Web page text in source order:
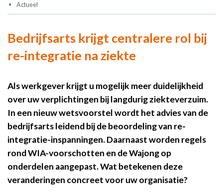
Actueel
Bedrijfsarts krijgt centralere rol bij
re-integratie na ziekte
Als werkgever krijgt u mogelijk meer duidelijkheid
over uw verplichtingen bij langdurig ziekteverzuim.
In een nieuw wetsvoorstel wordt het advies van de
bedrijfsarts leidend bij de beoordeling van re-
integratie-inspanningen. Daarnaast worden regels
rond WIA-voorschotten en de Wajong op
onderdelen aangepast. Wat betekenen deze
veranderingen concreet voor uw organisatie?